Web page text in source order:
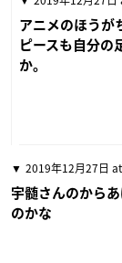
アニメのほうが
ピースも自分の
か。
2019年12月27日
宇髄さんのから
のかな